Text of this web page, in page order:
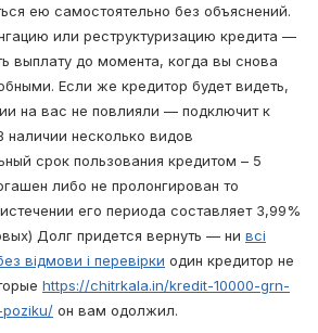
ею самостоятельно без объяснений.
или реструктуризацию кредита —
выплату до момента, когда вы снова
Если же кредитор будет видеть,
на вас не повлияли — подключит к
наличии несколько видов
срок пользования кредитом – 5
либо не пролонгирован то
его периода составляет 3,99%
Долг придется вернуть — ни всі
відмови і перевірки один кредитор не
https://chitrkala.in/kredit-10000-grn-
он вам одолжил.